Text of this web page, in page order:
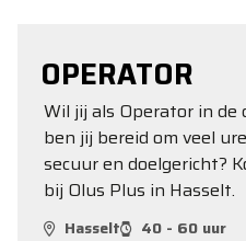
OPERATOR
Wil jij als Operator in de
ben jij bereid om veel
secuur en doelgericht?
bij Olus Plus in Hasselt.
Hasselt 40 - 60 uur